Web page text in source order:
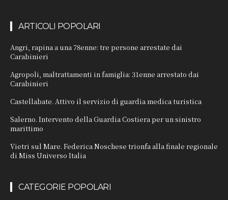
ARTICOLI POPOLARI
Angri, rapina a una 78enne: tre persone arrestate dai
Carabinieri
Agropoli, maltrattamenti in famiglia: 31enne arrestato dai
Carabinieri
Castellabate. Attivo il servizio di guardia medica turistica
Salerno. Intervento della Guardia Costiera per un sinistro
marittimo
Vietri sul Mare. Federica Noschese trionfa alla finale regionale
di Miss Universo Italia
CATEGORIE POPOLARI